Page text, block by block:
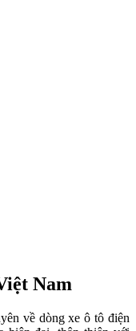
Nam
về dòng xe ô tô điện